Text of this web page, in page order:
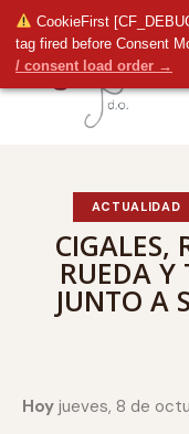
CookieFirst
tag fired before Consent
/ consent load order →
ACTUALIDAD
CIGALES,
RUEDA Y
JUNTO A
Hoy jueves, 8 de